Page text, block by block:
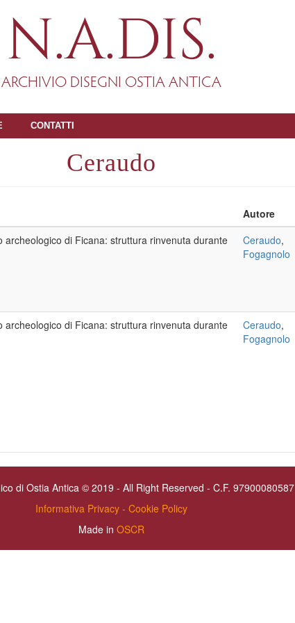
N.A.DIS.
ARCHIVIO DISEGNI OSTIA ANTICA
CONTATTI
Ceraudo
Autore
di Ficana: struttura rinvenuta durante
Ceraudo,
Fogagnolo
di Ficana: struttura rinvenuta durante
Ceraudo,
Fogagnolo
di Ostia Antica © 2019 - All Right Reserved - C.F. 97900080587
Informativa Privacy - Cookie Policy
Made in OSCR